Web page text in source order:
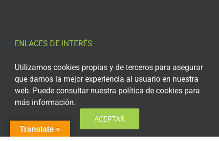
ENLACES DE INTERÉS
Aviso Legal
Política de privacidad
Política de privacidad Redes Sociales
Política de cookies
Translate »
Utilizamos cookies propias y de terceros para asegurar
que damos la mejor experiencia al usuario en nuestra
web. Puede consultar nuestra política de cookies para
más información.
ACEPTAR